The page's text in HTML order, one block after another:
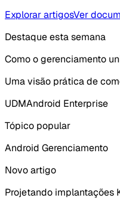
Explorar artigosVer
Destaque esta semana
Como o gerenciamento
Uma visão prática de
UDMAndroid Enterprise
Tópico popular
Android Gerenciamento
Novo artigo
Projetando implantações